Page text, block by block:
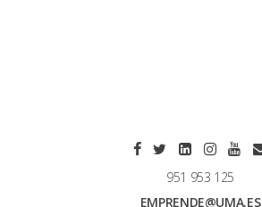
951 953 125
EMPRENDE@UMA.ES